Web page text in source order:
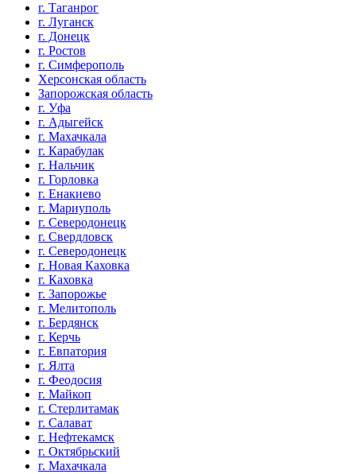
г. Таганрог
г. Луганск
г. Донецк
г. Ростов
г. Симферополь
Херсонская область
Запорожская область
г. Уфа
г. Адыгейск
г. Махачкала
г. Карабулак
г. Нальчик
г. Горловка
г. Енакиево
г. Мариуполь
г. Северодонецк
г. Свердловск
г. Северодонецк
г. Новая Каховка
г. Каховка
г. Запорожье
г. Мелитополь
г. Бердянск
г. Керчь
г. Евпатория
г. Ялта
г. Феодосия
г. Майкоп
г. Стерлитамак
г. Салават
г. Нефтекамск
г. Октябрьский
г. Махачкала